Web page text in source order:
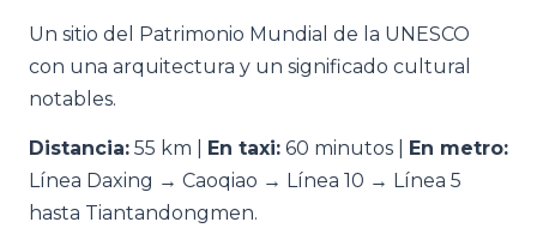
Un sitio del Patrimonio Mundial de la UNESCO
con una arquitectura y un significado cultural
notables.
Distancia: 55 km | En taxi: 60 minutos | En metro:
Línea Daxing → Caoqiao → Línea 10 → Línea 5
hasta Tiantandongmen.